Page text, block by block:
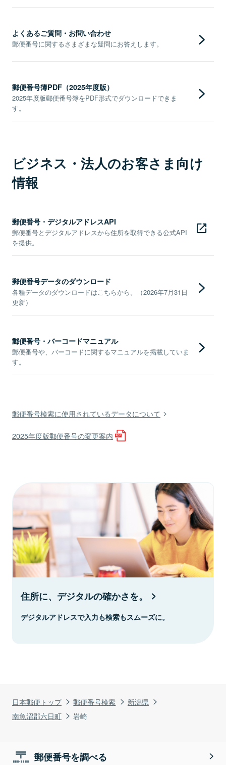
日本郵便トップ 郵便番号検索
新潟県
南魚沼郡六日町
岩崎
よくあるご質問・お問い合わせ
郵便番号に関するさまざまな疑問にお答えします。
郵便番号簿PDF（2025年度版）
2025年度版郵便番号簿をPDF形式でダウンロードできま
す。
ビジネス・法人のお客さま向け
情報
郵便番号・デジタルアドレスAPI
郵便番号とデジタルアドレスから住所を取得できる公式API
を提供。
郵便番号データのダウンロード
各種データのダウンロードはこちらから。（2026年7月31日
更新）
郵便番号・バーコードマニュアル
郵便番号や、バーコードに関するマニュアルを掲載していま
す。
郵便番号検索に使用されているデータについて
2025年度版郵便番号の変更案内
住所に、デジタルの確かさを。
デジタルアドレスで入力も検索もスムーズに。
郵便番号を調べる